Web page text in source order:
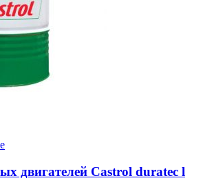
двигателей Castrol duratec l